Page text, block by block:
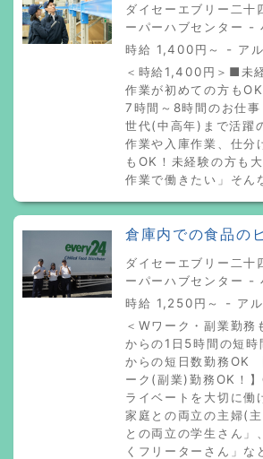
ダイセーエブリー二
ーパーハブセンター -
時給 1,400円～ - アル
＜時給1,400円＞■未
作業が初めての方も
7時間～8時間のお仕
世代(中高年)まで活躍
作業や入庫作業、仕分
もOK！未経験の方も
作業で働きたい」そん
倉庫内での食品の
ダイセーエブリー二
ーパーハブセンター -
時給 1,250円～ - アル
＜Wワーク・副業勤務
からの1日5時間の短
からの短日数勤務OK
ーク(副業)勤務OK！
ライベートを大切に働
家庭との両立の主婦(
との両立の学生さん」
くフリーターさん」な